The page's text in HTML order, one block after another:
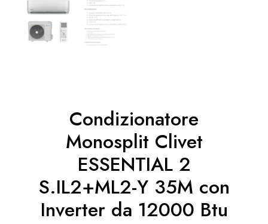
Condizionatore
Monosplit Clivet
ESSENTIAL 2
S.IL2+ML2-Y 35M con
Inverter da 12000 Btu